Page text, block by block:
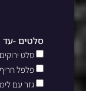
סלטים -עד 8 סוגים לבחירה
סלט
פלפל חריף
גזר עם